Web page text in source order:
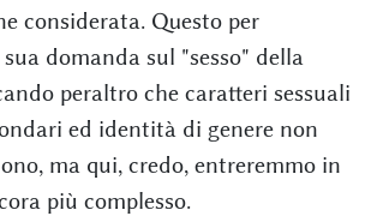
considerata. Questo per
domanda sul "sesso" della
peraltro che caratteri sessuali
ed identità di genere non
ma qui, credo, entreremmo in
più complesso.